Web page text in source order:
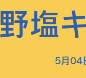
野塩
5月04